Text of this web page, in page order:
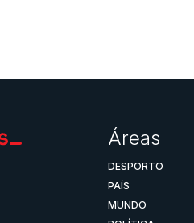
Áreas
DESPORTO
PAÍS
MUNDO